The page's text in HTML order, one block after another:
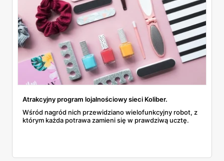
Atrakcyjny program lojalnościowy sieci Koliber.
Wśród nagród nich przewidziano wielofunkcyjny robot, z
którym każda potrawa zamieni się w prawdziwą ucztę.